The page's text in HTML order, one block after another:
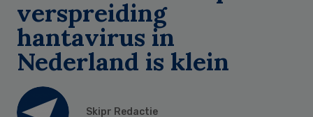
verspreiding
hantavirus in
Nederland is klein
Skipr Redactie